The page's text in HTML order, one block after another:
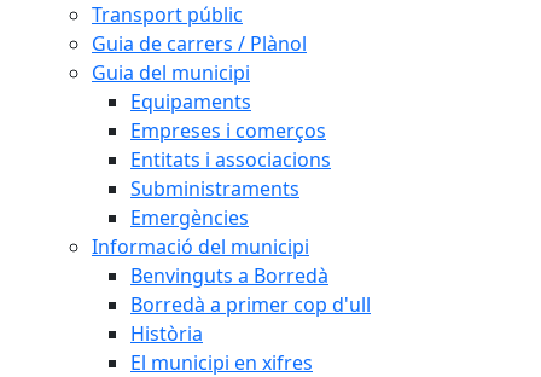
Transport públic
Guia de carrers / Plànol
Guia del municipi
Equipaments
Empreses i comerços
Entitats i associacions
Subministraments
Emergències
Informació del municipi
Benvinguts a Borredà
Borredà a primer cop d'ull
Història
El municipi en xifres